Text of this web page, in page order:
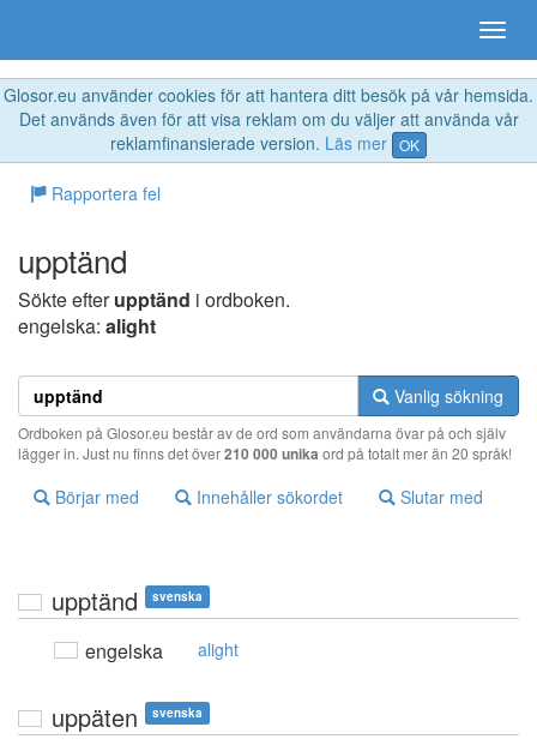
Glosor.eu använder cookies för att hantera ditt besök på vår hemsida.
Det används även för att visa reklam om du väljer att använda vår
reklamfinansierade version. Läs mer OK
Rapportera fel
upptänd
Sökte efterupptänd i ordboken.
engelska: alight
Vanlig sökning
Ordboken på Glosor.eu består av de ord som användarna övar på och själv
lägger in. Just nu finns det över210 000 unika ord på totalt mer än 20 språk!
Börjar med Innehåller sökordet Slutar med
upptänd svenska
engelska alight
uppäten svenska